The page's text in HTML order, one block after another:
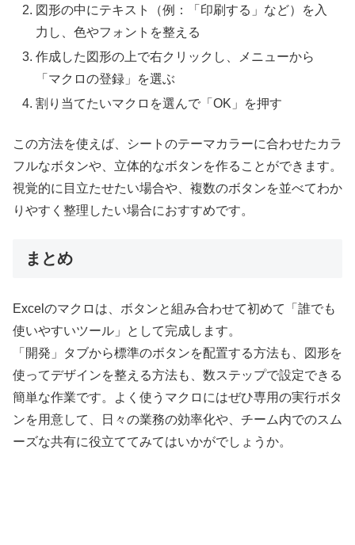
図形の中にテキスト（例：「印刷する」など）を入
力し、色やフォントを整える
作成した図形の上で右クリックし、メニューから
「マクロの登録」を選ぶ
割り当てたいマクロを選んで「OK」を押す
この方法を使えば、シートのテーマカラーに合わせたカラ
フルなボタンや、立体的なボタンを作ることができます。
視覚的に目立たせたい場合や、複数のボタンを並べてわか
りやすく整理したい場合におすすめです。
まとめ
Excelのマクロは、ボタンと組み合わせて初めて「誰でも
使いやすいツール」として完成します。
「開発」タブから標準のボタンを配置する方法も、図形を
使ってデザインを整える方法も、数ステップで設定できる
簡単な作業です。よく使うマクロにはぜひ専用の実行ボタ
ンを用意して、日々の業務の効率化や、チーム内でのスム
ーズな共有に役立ててみてはいかがでしょうか。